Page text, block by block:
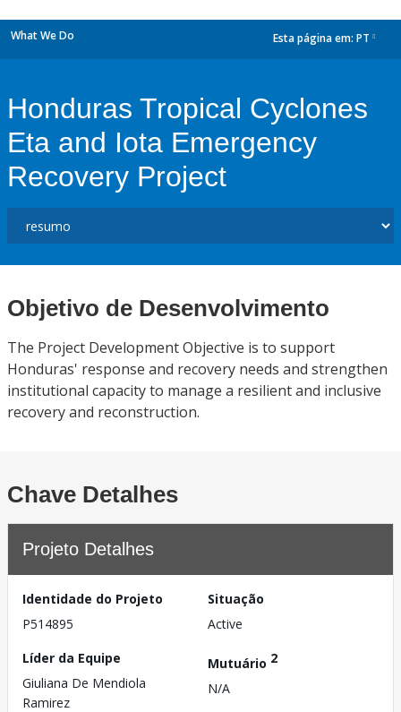
What We Do Esta página em: PT
Honduras Tropical Cyclones
Eta and Iota Emergency
Recovery Project
Objetivo de Desenvolvimento
The Project Development Objective is to support
Honduras' response and recovery needs and strengthen
institutional capacity to manage a resilient and inclusive
recovery and reconstruction.
Chave Detalhes
Projeto Detalhes
Identidade do Projeto
P514895
Situação
Active
Líder da Equipe
Giuliana De Mendiola
Ramirez
Mutuário 2
N/A